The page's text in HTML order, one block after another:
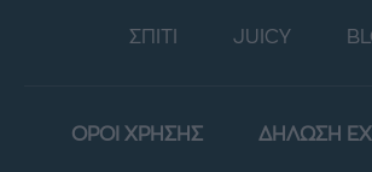
ΣΠΙΤΙ JUICY
ΟΡΟΙ ΧΡΗΣΗΣ ΔΗΛΩΣΗ